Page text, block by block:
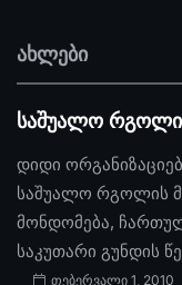
ახლები
საშუალო
დიდი
საშუალო რგოლის
მონდომება,
საკუთარი გუნდის
თებერვალი 1, 2010